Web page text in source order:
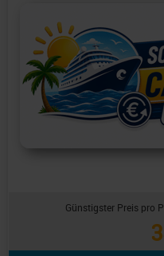
Günstigster Preis pro